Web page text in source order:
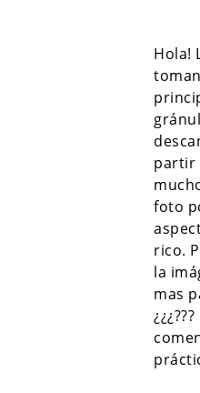
Hola!
partir
foto
rico.
la
mas